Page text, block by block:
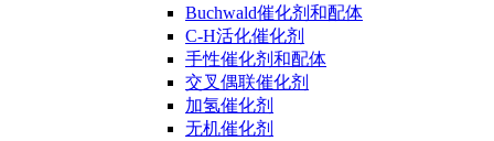
Buchwald催化剂和配体
C-H活化催化剂
手性催化剂和配体
交叉偶联催化剂
加氢催化剂
无机催化剂